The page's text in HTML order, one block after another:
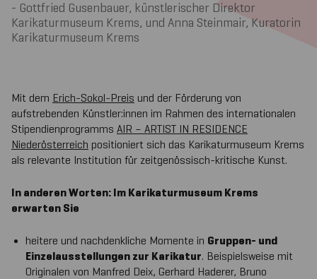
Gottfried Gusenbauer, künstlerischer Direktor
Karikaturmuseum Krems, und Anna Steinmair, Kuratorin
Karikaturmuseum Krems
Mit dem Erich-Sokol-Preis und der Förderung von
aufstrebenden Künstler:innen im Rahmen des internationalen
Stipendienprogramms AIR – ARTIST IN RESIDENCE
Niederösterreich positioniert sich das Karikaturmuseum Krems
als relevante Institution für zeitgenössisch-kritische Kunst.
In anderen Worten: Im Karikaturmuseum Krems
erwarten Sie
heitere und nachdenkliche Momente in Gruppen- und
Einzelausstellungen zur Karikatur. Beispielsweise mit
Originalen von Manfred Deix, Gerhard Haderer, Bruno